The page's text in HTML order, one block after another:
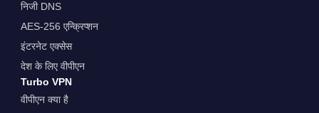
निजी DNS
AES-256 एन्क्रिप्शन
इंटरनेट एक्सेस
देश के लिए वीपीएन
Turbo VPN
वीपीएन क्या है